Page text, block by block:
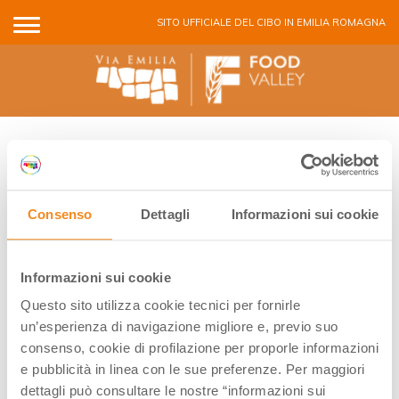
Consenso Dettagli Informazioni sui cookie
Informazioni sui cookie
Questo sito utilizza cookie tecnici per fornirle
un’esperienza di navigazione migliore e, previo suo
consenso, cookie di profilazione per proporle informazioni
e pubblicità in linea con le sue preferenze. Per maggiori
dettagli può consultare le nostre “informazioni sui
SITO UFFICIALE DEL CIBO IN EMILIA ROMAGNA
COVID-19
Le attività sono sospese fino al perdurare delle restrizioni
in atto per contrastare il Covid19. Sarà nostra cura
All activities are suspended ultil new orders to fight Covid-
19 in the best way possible. We will fill all the sections as